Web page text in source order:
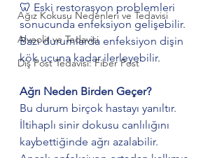
Ağız Kokusu Nedenleri ve Tedavisi
Alveolit ve Tedavisi
Diş Post Tedavisi: Fiber Post
🦷 Eski restorasyon problemleri
sonucunda enfeksiyon gelişebilir.
Bazı durumlarda enfeksiyon dişin
kök ucuna kadar ilerleyebilir.
Ağrı Neden Birden Geçer?
Bu durum birçok hastayı yanıltır.
İltihaplı sinir dokusu canlılığını
kaybettiğinde ağrı azalabilir.